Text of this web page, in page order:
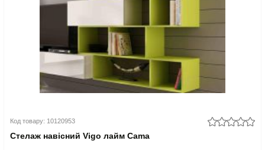
Код товару: 10120953
Стелаж навісний Vigo лайм Cama